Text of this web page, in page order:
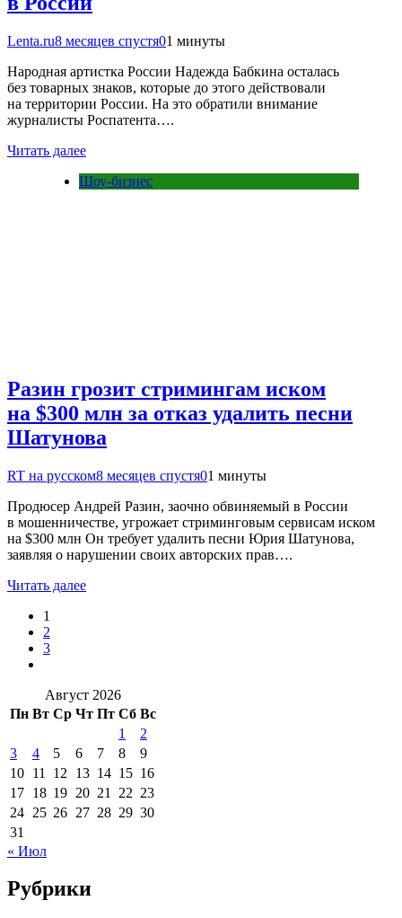
Lenta.ru8 месяцев спустя01 минуты
Народная артистка России Надежда Бабкина осталась
без товарных знаков, которые до этого действовали
на территории России. На это обратили внимание
журналисты Роспатента….
Читать далее
Шоу-бизнес
Разин грозит стримингам иском
на $300 млн за отказ удалить песни
Шатунова
RT на русском8 месяцев спустя01 минуты
Продюсер Андрей Разин, заочно обвиняемый в России
в мошенничестве, угрожает стриминговым сервисам иском
на $300 млн Он требует удалить песни Юрия Шатунова,
заявляя о нарушении своих авторских прав….
Читать далее
1
2
3
Август 2026
Пн Вт Ср Чт Пт Сб Вс
1
2
3
4 5 6 7 8
9
10 11 12 13 14 15 16
17 18 19 20 21 22 23
24 25 26 27 28 29 30
31
« Июл
Рубрики